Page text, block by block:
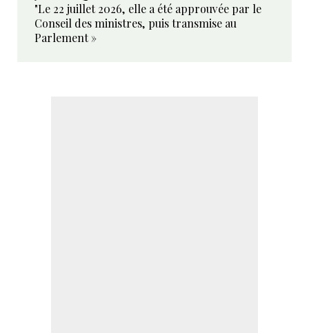
"Le 22 juillet 2026, elle a été approuvée par le
Conseil des ministres, puis transmise au
Parlement »